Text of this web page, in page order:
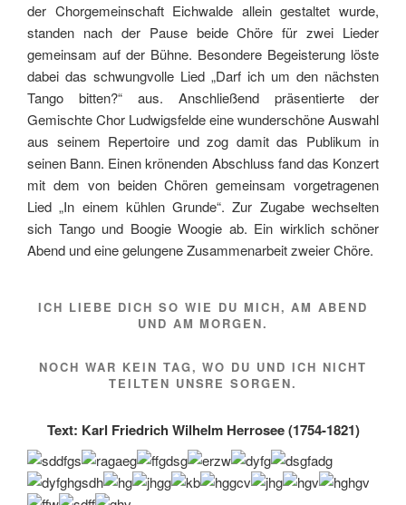
der Chorgemeinschaft Eichwalde allein gestaltet wurde,
standen nach der Pause beide Chöre für zwei Lieder
gemeinsam auf der Bühne. Besondere Begeisterung löste
dabei das schwungvolle Lied „Darf ich um den nächsten
Tango bitten?“ aus. Anschließend präsentierte der
Gemischte Chor Ludwigsfelde eine wunderschöne Auswahl
aus seinem Repertoire und zog damit das Publikum in
seinen Bann. Einen krönenden Abschluss fand das Konzert
mit dem von beiden Chören gemeinsam vorgetragenen
Lied „In einem kühlen Grunde“. Zur Zugabe wechselten
sich Tango und Boogie Woogie ab. Ein wirklich schöner
Abend und eine gelungene Zusammenarbeit zweier Chöre.
ICH LIEBE DICH SO WIE DU MICH, AM ABEND
UND AM MORGEN.
NOCH WAR KEIN TAG, WO DU UND ICH NICHT
TEILTEN UNSRE SORGEN.
Text: Karl Friedrich Wilhelm Herrosee (1754-1821)